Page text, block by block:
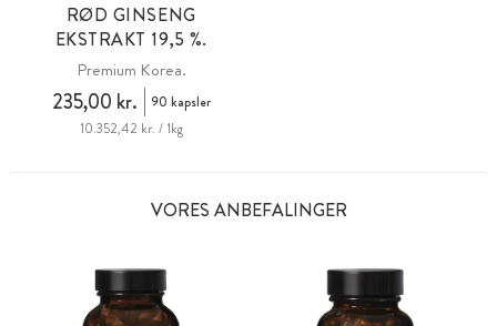
RØD GINSENG
EKSTRAKT 19,5 %.
Premium Korea.
235,00 kr.
90 kapsler
10.352,42 kr. / 1kg
VORES ANBEFALINGER